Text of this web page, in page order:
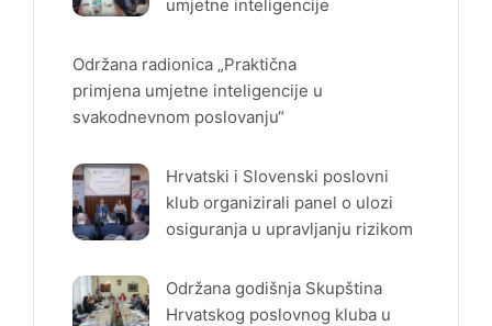
umjetne inteligencije
Održana radionica „Praktična
primjena umjetne inteligencije u
svakodnevnom poslovanju“
Hrvatski i Slovenski poslovni
klub organizirali panel o ulozi
osiguranja u upravljanju rizikom
Održana godišnja Skupština
Hrvatskog poslovnog kluba u